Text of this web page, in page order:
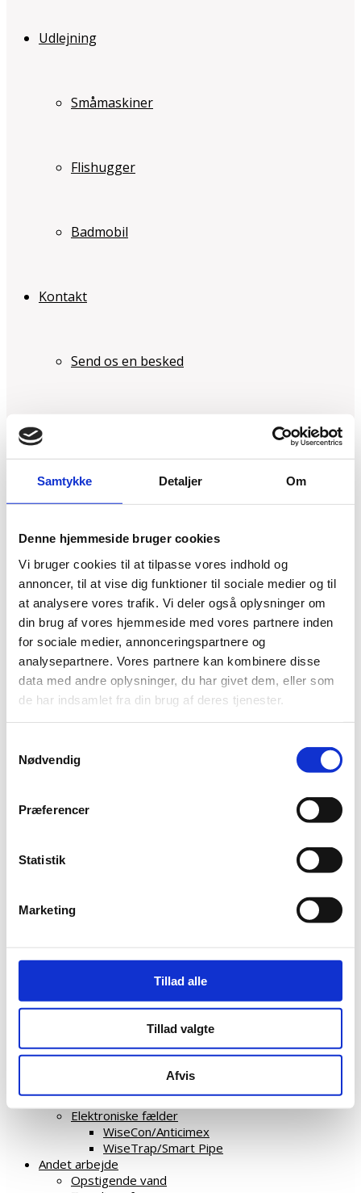
Samtykke Detaljer Om
Denne hjemmeside bruger cookies
Vi bruger cookies til at tilpasse vores indhold og
annoncer, til at vise dig funktioner til sociale medier og til
at analysere vores trafik. Vi deler også oplysninger om
din brug af vores hjemmeside med vores partnere inden
for sociale medier, annonceringspartnere og
analysepartnere. Vores partnere kan kombinere disse
data med andre oplysninger, du har givet dem, eller som
de har indsamlet fra din brug af deres tjenester.
Nødvendig
Præferencer
Statistik
Marketing
Tillad alle
Tillad valgte
Afvis
Udlejning
Småmaskiner
Flishugger
Badmobil
Kontakt
Send os en besked
Job
Forside
Historien
Grøn smiley
Kloak
Højvandslukke
Strømpeforing
Dræning og dræn
Røgprøve
Elektroniske fælder
WiseCon/Anticimex
WiseTrap/Smart Pipe
Andet arbejde
Opstigende vand